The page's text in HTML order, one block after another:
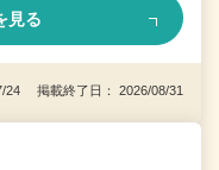
見る
24 掲載終了日： 2026/08/31